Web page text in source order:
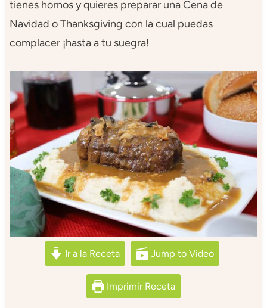
tienes hornos y quieres preparar una Cena de
Navidad o Thanksgiving con la cual puedas
complacer ¡hasta a tu suegra!
Ir a la Receta Jump to Video
Imprimir Receta